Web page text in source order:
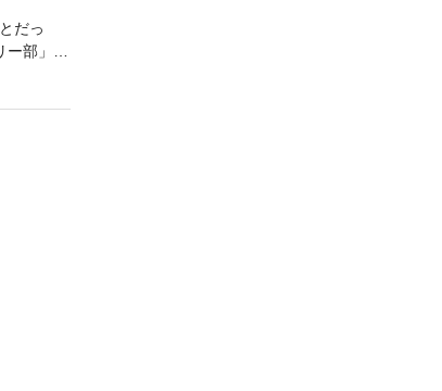
だっ
部」は